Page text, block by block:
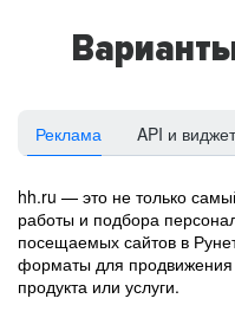
Реклама API и
hh.ru — это не только
работы и подбора
посещаемых сайтов в
форматы для продвижения
продукта или услуги.